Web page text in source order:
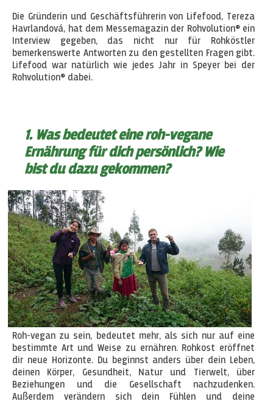
Die Gründerin und Geschäftsführerin von Lifefood, Tereza
Havrlandová, hat dem Messemagazin der Rohvolution® ein
Interview gegeben, das nicht nur für Rohköstler
bemerkenswerte Antworten zu den gestellten Fragen gibt.
Lifefood war natürlich wie jedes Jahr in Speyer bei der
Rohvolution® dabei.
1. Was bedeutet eine roh-vegane
Ernährung für dich persönlich? Wie
bist du dazu gekommen?
Roh-vegan zu sein, bedeutet mehr, als sich nur auf eine
bestimmte Art und Weise zu ernähren. Rohkost eröffnet
dir neue Horizonte. Du beginnst anders über dein Leben,
deinen Körper, Gesundheit, Natur und Tierwelt, über
Beziehungen und die Gesellschaft nachzudenken.
Außerdem verändern sich dein Fühlen und deine